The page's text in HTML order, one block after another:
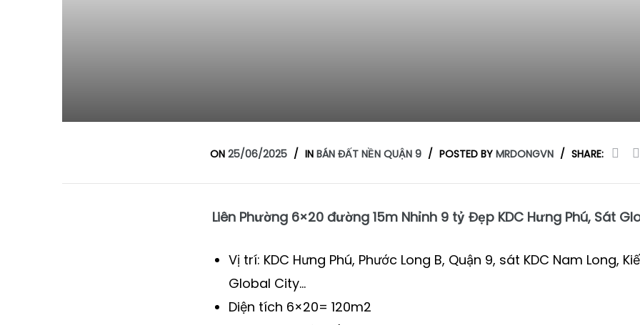
ON 25/06/2025 IN BÁN ĐẤT NỀN QUẬN 9 POSTED BY MRDONGVN SHARE:
Liên Phường 6×20 đường 15m Nhỉnh 9 tỷ Đẹp KDC Hưng Phú, Sát
Vị trí: KDC Hưng Phú, Phước Long B, Quận 9, sát KDC Nam Long,
Global City…
Diện tích 6×20= 120m2